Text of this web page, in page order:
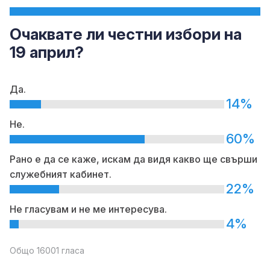
Очаквате ли честни избори на
19 април?
Да.
14%
Не.
60%
Рано е да се каже, искам да видя какво ще свърши
служебният кабинет.
22%
Не гласувам и не ме интересува.
4%
Общо 16001 гласа